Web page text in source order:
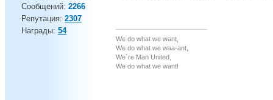
Сообщений: 2266
Репутация: 2307
Награды: 54
We do what we want,
We do what we waa-ant,
We`re Man United,
We do what we want!